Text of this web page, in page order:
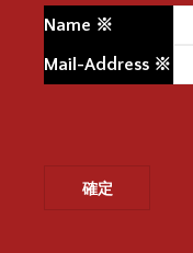
Name ※
Mail-Address ※